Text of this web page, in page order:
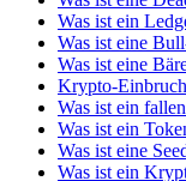
Was ist ein
Was ist eine
Was ist eine
Krypto-
Was ist ein
Was ist ein
Was ist eine
Was ist ein